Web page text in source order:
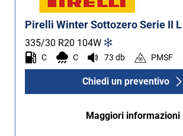
Pirelli Winter Sottozero Serie II L
335/30 R20 104W
C C 73 db PMSF
Chiedi un preventivo
Maggiori informazioni